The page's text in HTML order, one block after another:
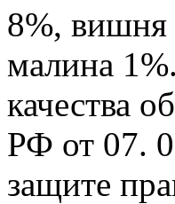
8%, вишня
малина
качества
РФ от 07.
защите